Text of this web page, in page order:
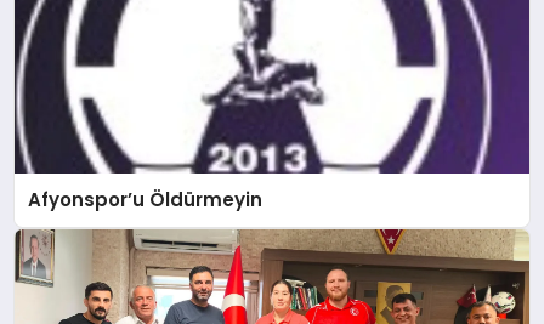
Afyonspor’u Öldürmeyin